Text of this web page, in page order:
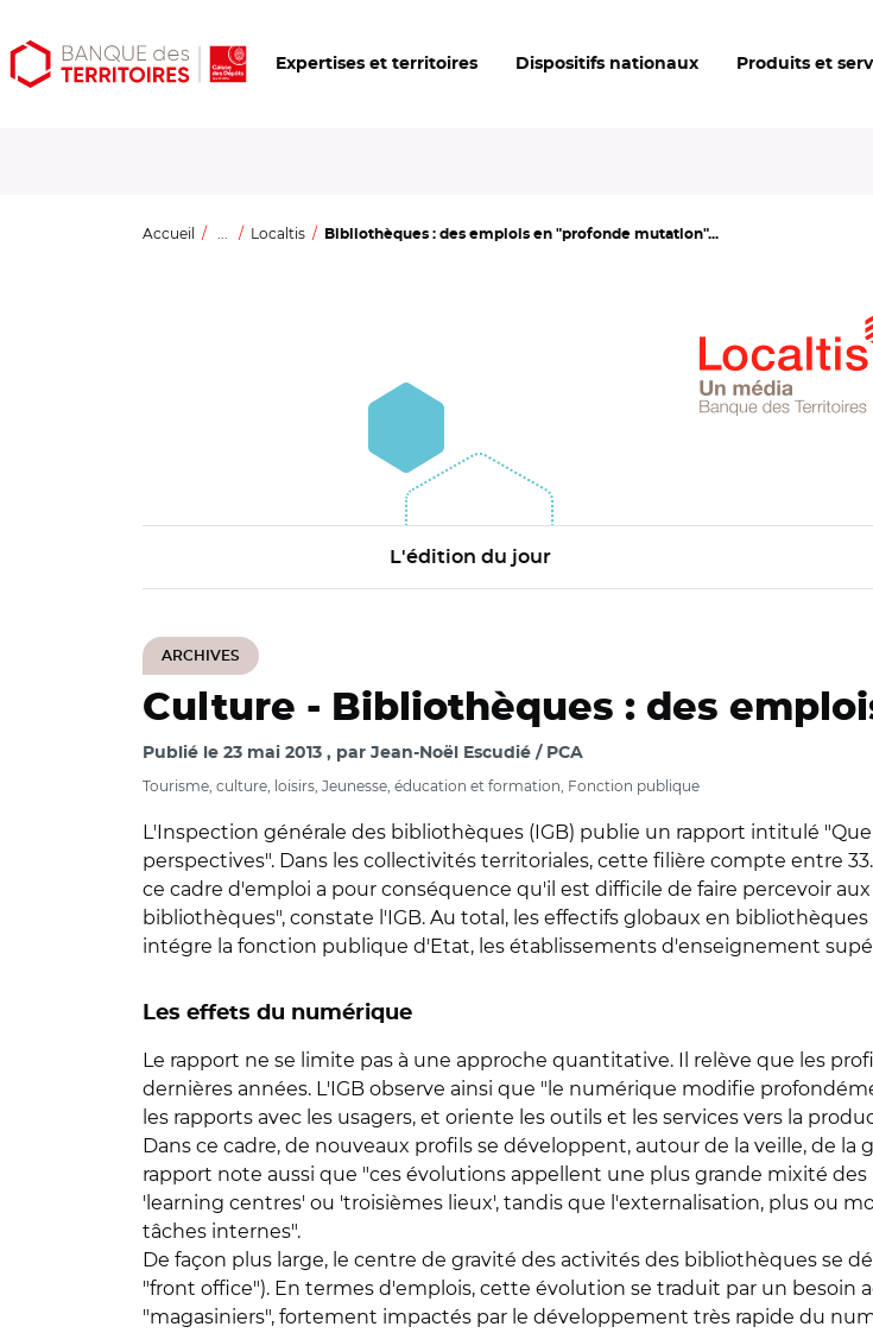
Aller
au
Aller
au
Ouvrir
les
Expertises et territoires Dispositifs nationaux Produits et
Accueil ... Localtis Bibliothèques : des emplois en "profonde mutation"...
L'édition du jour
ARCHIVES
Culture - Bibliothèques : des
Publié le 23 mai 2013 par Jean-Noël Escudié / PCA
Tourisme, culture, loisirs, Jeunesse, éducation et formation, Fonction publique
L'Inspection générale des bibliothèques (IGB) publie un rapport intitulé
perspectives". Dans les collectivités territoriales, cette filière compte entre
ce cadre d'emploi a pour conséquence qu'il est difficile de faire percevoir
bibliothèques", constate l'IGB. Au total, les effectifs globaux en
intégre la fonction publique d'Etat, les établissements d'enseignement
Les effets du numérique
Le rapport ne se limite pas à une approche quantitative. Il relève que les
dernières années. L'IGB observe ainsi que "le numérique modifie
les rapports avec les usagers, et oriente les outils et les services vers la
Dans ce cadre, de nouveaux profils se développent, autour de la veille, de
rapport note aussi que "ces évolutions appellent une plus grande mixité
'learning centres' ou 'troisièmes lieux', tandis que l'externalisation, plus ou
tâches internes".
De façon plus large, le centre de gravité des activités des bibliothèques se
"front office"). En termes d'emplois, cette évolution se traduit par un besoin
"magasiniers", fortement impactés par le développement très rapide du